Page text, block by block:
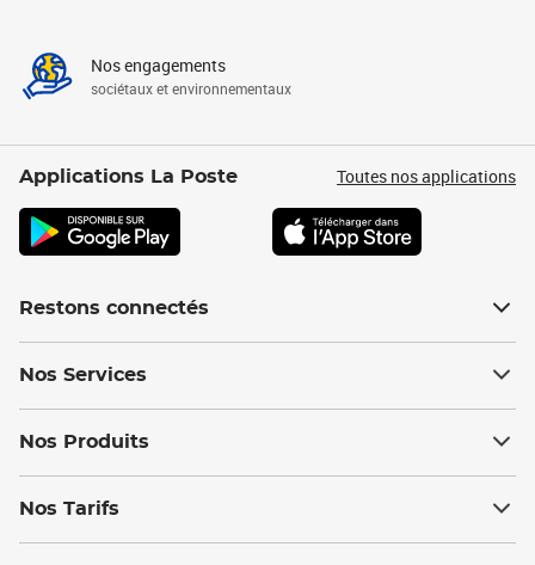
Nos engagements
sociétaux et environnementaux
Applications La Poste Toutes nos applications
Restons connectés
Nos Services
Nos Produits
Nos Tarifs